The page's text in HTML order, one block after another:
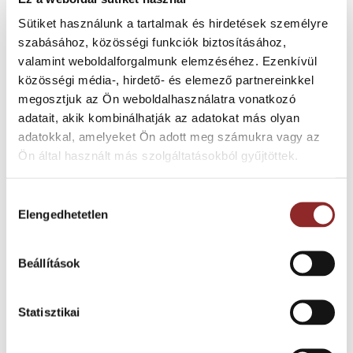
Sütiket használunk a tartalmak és hirdetések személyre
szabásához, közösségi funkciók biztosításához,
valamint weboldalforgalmunk elemzéséhez. Ezenkívül
közösségi média-, hirdető- és elemező partnereinkkel
megosztjuk az Ön weboldalhasználatra vonatkozó
adatait, akik kombinálhatják az adatokat más olyan
adatokkal, amelyeket Ön adott meg számukra vagy az
Ön által használt más szolgáltatásokból gyűjtöttek.
kiválasztása
Elengedhetetlen
Beállítások
Statisztikai
HATÉKONY
FOLYADÉKÁTVEZETŐ
KÉPESSÉG
Az adott környezetben, az adott
szennyeződés mellett a legjobb
hatékonysággal képes átengedni
mindemellett maximális tapadást
gátolja.
leghatékonyabban magukba rejteni